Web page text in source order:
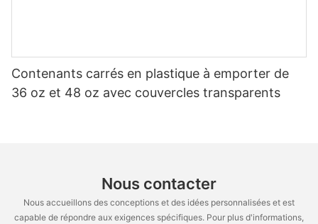
Contenants carrés en plastique à emporter de
36 oz et 48 oz avec couvercles transparents
Nous contacter
Nous accueillons des conceptions et des idées personnalisées et est
capable de répondre aux exigences spécifiques. Pour plus d'informations,